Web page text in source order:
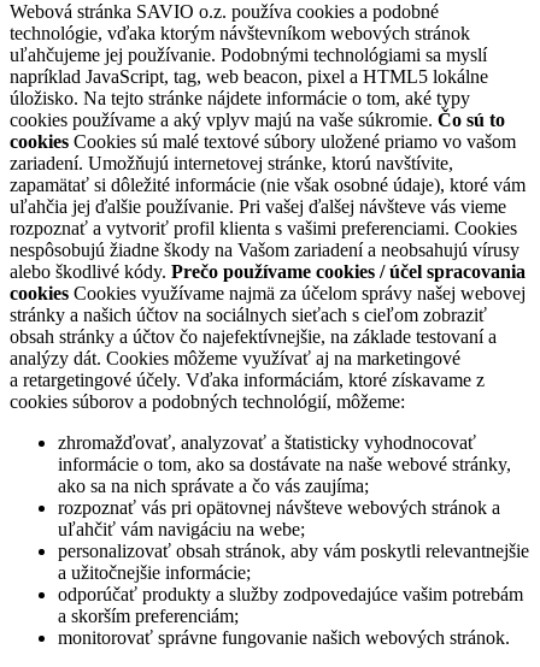
Webová stránka SAVIO o.z. používa cookies a podobné
technológie, vďaka ktorým návštevníkom webových stránok
uľahčujeme jej používanie. Podobnými technológiami sa myslí
napríklad JavaScript, tag, web beacon, pixel a HTML5 lokálne
úložisko. Na tejto stránke nájdete informácie o tom, aké typy
cookies používame a aký vplyv majú na vaše súkromie. Čo sú to
cookies Cookies sú malé textové súbory uložené priamo vo vašom
zariadení. Umožňujú internetovej stránke, ktorú navštívite,
zapamätať si dôležité informácie (nie však osobné údaje), ktoré vám
uľahčia jej ďalšie používanie. Pri vašej ďalšej návšteve vás vieme
rozpoznať a vytvoriť profil klienta s vašimi preferenciami. Cookies
nespôsobujú žiadne škody na Vašom zariadení a neobsahujú vírusy
alebo škodlivé kódy. Prečo používame cookies / účel spracovania
cookies Cookies využívame najmä za účelom správy našej webovej
stránky a našich účtov na sociálnych sieťach s cieľom zobraziť
obsah stránky a účtov čo najefektívnejšie, na základe testovaní a
analýzy dát. Cookies môžeme využívať aj na marketingové
a retargetingové účely. Vďaka informáciám, ktoré získavame z
cookies súborov a podobných technológií, môžeme:
zhromažďovať, analyzovať a štatisticky vyhodnocovať
informácie o tom, ako sa dostávate na naše webové stránky,
ako sa na nich správate a čo vás zaujíma;
rozpoznať vás pri opätovnej návšteve webových stránok a
uľahčiť vám navigáciu na webe;
personalizovať obsah stránok, aby vám poskytli relevantnejšie
a užitočnejšie informácie;
odporúčať produkty a služby zodpovedajúce vašim potrebám
a skorším preferenciám;
monitorovať správne fungovanie našich webových stránok.